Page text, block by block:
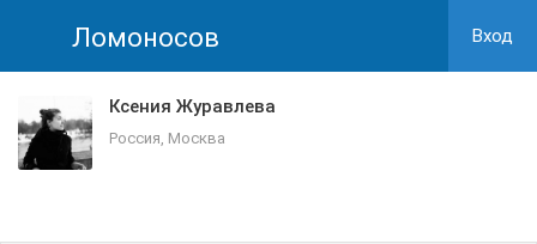
Ломоносов Вход
Ксения Журавлева
Россия, Москва